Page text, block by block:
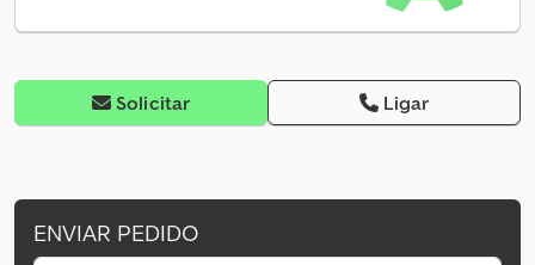
Solicitar Ligar
ENVIAR PEDIDO